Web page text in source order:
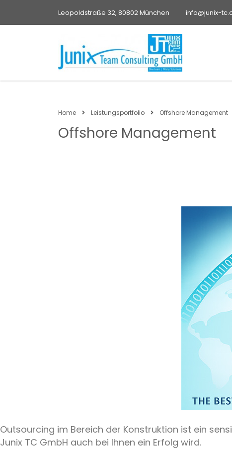
Leopoldstraße 32, 80802 München info@junix-
Home Leistungsportfolio Offshore Management
Offshore Management
Outsourcing im Bereich der Konstruktion ist ein
Junix TC GmbH auch bei Ihnen ein Erfolg wird.